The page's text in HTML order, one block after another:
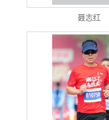
聂志红